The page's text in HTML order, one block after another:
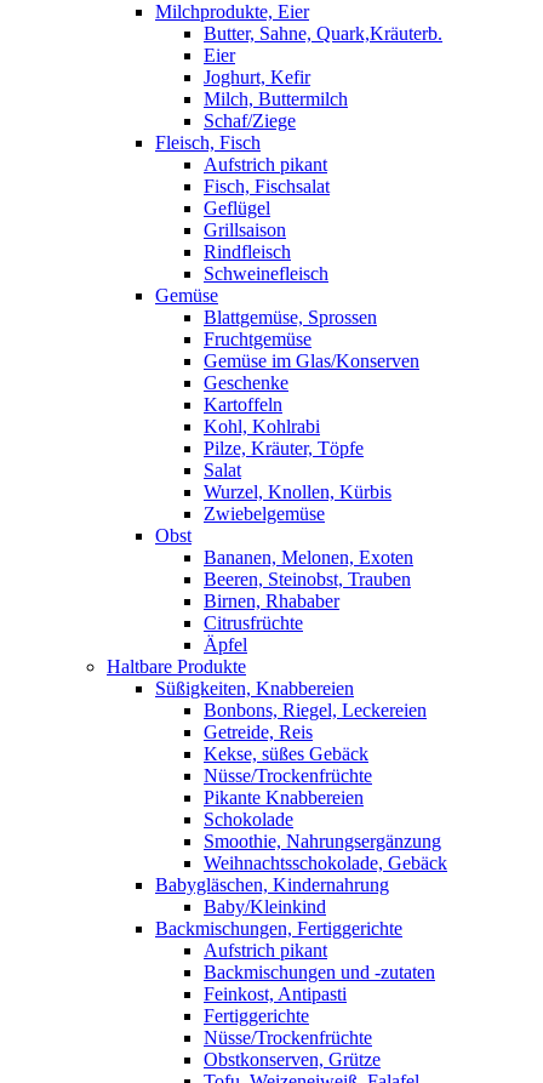
Milchprodukte, Eier
Butter, Sahne, Quark,Kräuterb.
Eier
Joghurt, Kefir
Milch, Buttermilch
Schaf/Ziege
Fleisch, Fisch
Aufstrich pikant
Fisch, Fischsalat
Geflügel
Grillsaison
Rindfleisch
Schweinefleisch
Gemüse
Blattgemüse, Sprossen
Fruchtgemüse
Gemüse im Glas/Konserven
Geschenke
Kartoffeln
Kohl, Kohlrabi
Pilze, Kräuter, Töpfe
Salat
Wurzel, Knollen, Kürbis
Zwiebelgemüse
Obst
Bananen, Melonen, Exoten
Beeren, Steinobst, Trauben
Birnen, Rhababer
Citrusfrüchte
Äpfel
Haltbare Produkte
Süßigkeiten, Knabbereien
Bonbons, Riegel, Leckereien
Getreide, Reis
Kekse, süßes Gebäck
Nüsse/Trockenfrüchte
Pikante Knabbereien
Schokolade
Smoothie, Nahrungsergänzung
Weihnachtsschokolade, Gebäck
Babygläschen, Kindernahrung
Baby/Kleinkind
Backmischungen, Fertiggerichte
Aufstrich pikant
Backmischungen und -zutaten
Feinkost, Antipasti
Fertiggerichte
Nüsse/Trockenfrüchte
Obstkonserven, Grütze